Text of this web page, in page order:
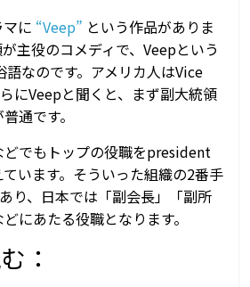
に “Veep” という作品がありま
主役のコメディで、Veepという
語なのです。アメリカ人はVice
にVeepと聞くと、まず副大統領
通です。
どでもトップの役職をpresident
います。そういった組織の2番手
り、日本では「副会長」「副所
にあたる役職となります。
：